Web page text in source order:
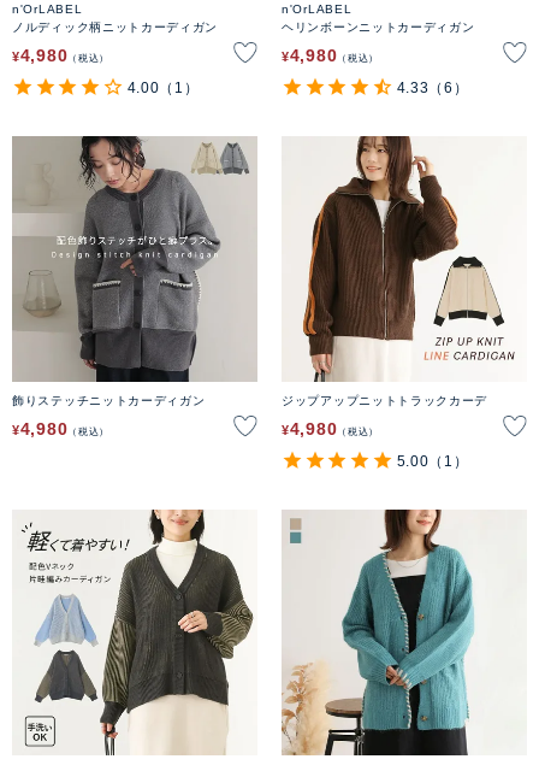
n'OrLABEL
ノルディック柄ニットカーディガン
¥4,980 税込
4.00 （1）
n'OrLABEL
ヘリンボーンニットカーディガン
¥4,980 税込
4.33 （6）
飾りステッチニットカーディガン
¥4,980 税込
ジップアップニットトラックカーデ
¥4,980 税込
5.00 （1）